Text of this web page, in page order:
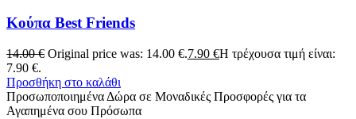
Κούπα Best Friends
14.00€ Original price was: 14.00 €.7.90 €Η τρέχουσα τιμή είναι:
7.90 €.
Προσθήκη στο καλάθι
Προσωποποιημένα Δώρα σε Μοναδικές Προσφορές για τα
Αγαπημένα σου Πρόσωπα